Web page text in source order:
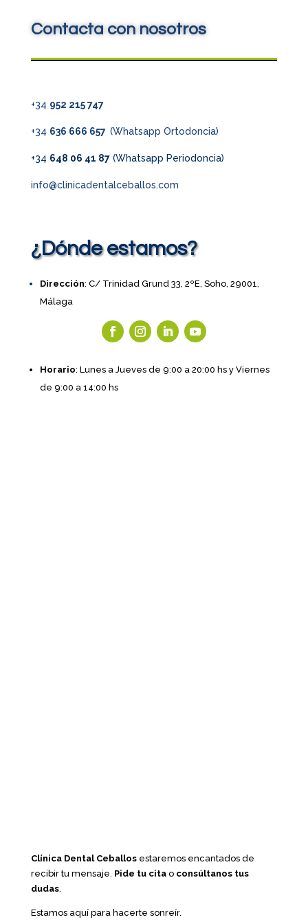
Contacta con nosotros
+34 952 215 747
+34 636 666 657 (Whatsapp Ortodoncia)
+34 648 06 41 87(Whatsapp Periodoncia)
info@clinicadentalceballos.com
¿Dónde estamos?
Dirección: C/ Trinidad Grund 33, 2ºE, Soho, 29001,
Málaga
Horario: Lunes a Jueves de 9:00 a 20:00 hs y Viernes
de 9:00 a 14:00 hs
Clínica Dental Ceballosestaremos encantados de
recibir tu mensaje. Pide tu citao consúltanos tus
dudas.
Estamos aquí para hacerte sonreír.